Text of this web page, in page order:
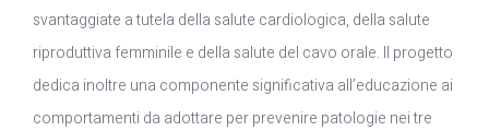
svantaggiate a tutela della salute cardiologica, della salute
riproduttiva femminile e della salute del cavo orale. Il progetto
dedica inoltre una componente significativa all’educazione ai
comportamenti da adottare per prevenire patologie nei tre